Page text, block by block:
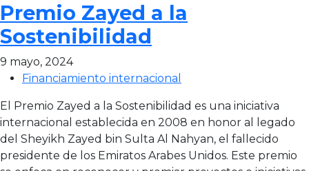
Premio Zayed a la
Sostenibilidad
9 mayo, 2024
Financiamiento internacional
El Premio Zayed a la Sostenibilidad es una iniciativa
internacional establecida en 2008 en honor al legado
del Sheyikh Zayed bin Sulta Al Nahyan, el fallecido
presidente de los Emiratos Arabes Unidos. Este premio